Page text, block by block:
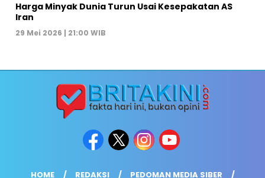
Harga Minyak Dunia Turun Usai Kesepakatan AS
Iran
29 Mei 2026 | 21:00 WIB
HOME REDAKSI PEDOMAN MEDIA SIBER